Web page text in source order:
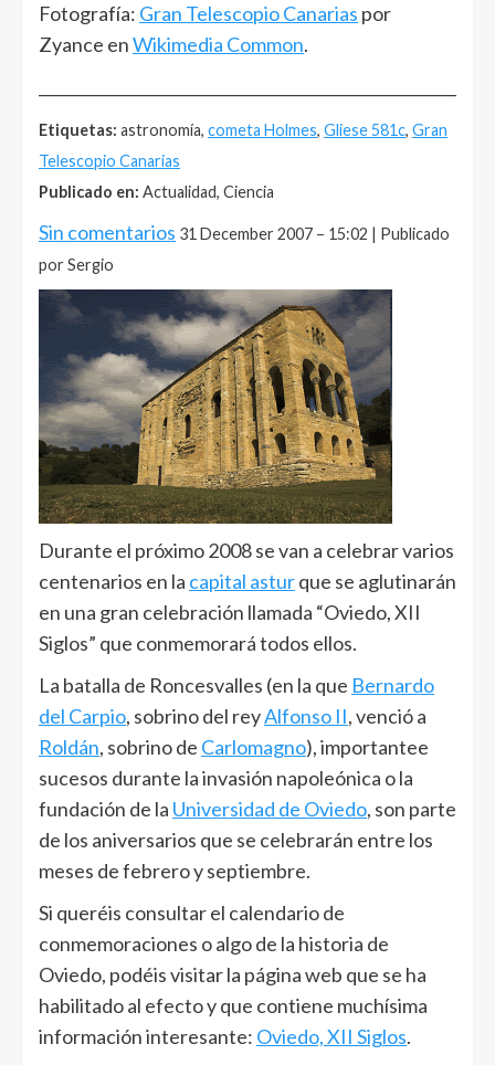
Fotografía: Gran Telescopio Canarias por
Zyance enWikimedia Common.
Etiquetas: astronomía, cometa Holmes, Gliese 581c, Gran
Telescopio Canarias
Publicado en: Actualidad, Ciencia
Sin comentarios 31 December 2007 – 15:02 | Publicado
por Sergio
Durante el próximo 2008 se van a celebrar varios
centenarios en la capital asturque se aglutinarán
en una gran celebración llamada “Oviedo, XII
Siglos” que conmemorará todos ellos.
La batalla de Roncesvalles (en la que Bernardo
del Carpio, sobrino del reyAlfonso II, venció a
Roldán, sobrino de Carlomagno), importantee
sucesos durante la invasión napoleónica o la
fundación de la Universidad de Oviedo, son parte
de los aniversarios que se celebrarán entre los
meses de febrero y septiembre.
Si queréis consultar el calendario de
conmemoraciones o algo de la historia de
Oviedo, podéis visitar la página web que se ha
habilitado al efecto y que contiene muchísima
información interesante: Oviedo, XII Siglos.